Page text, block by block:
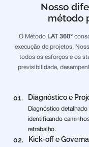
Nosso
método
O Método LAT 360°
execução de projetos.
todos os esforços e os
previsibilidade,
01. Diagnóstico e
Diagnóstico
identificando
retrabalho.
02. Kick-off e